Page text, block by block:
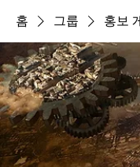
홈 그룹 홍보